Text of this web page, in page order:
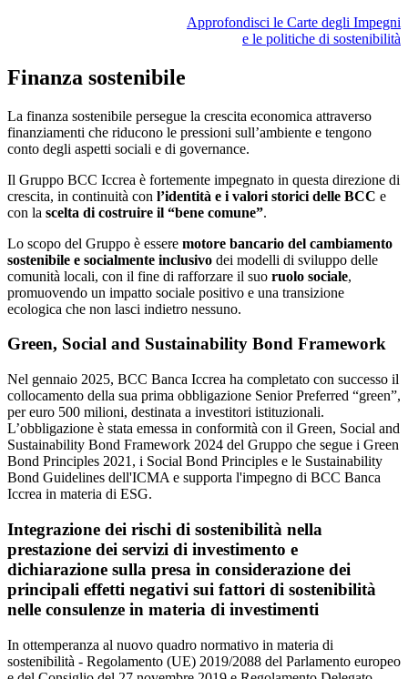
Approfondisci le Carte degli Impegni
e le politiche di sostenibilità
Finanza sostenibile
La finanza sostenibile persegue la crescita economica attraverso
finanziamenti che riducono le pressioni sull’ambiente e tengono
conto degli aspetti sociali e di governance.
Il Gruppo BCC Iccrea è fortemente impegnato in questa direzione di
crescita, in continuità con l’identità e i valori storici delle BCC e
con la scelta di costruire il “bene comune”.
Lo scopo del Gruppo è essere motore bancario del cambiamento
sostenibile e socialmente inclusivo dei modelli di sviluppo delle
comunità locali, con il fine di rafforzare il suo ruolo sociale,
promuovendo un impatto sociale positivo e una transizione
ecologica che non lasci indietro nessuno.
Green, Social and Sustainability Bond Framework
Nel gennaio 2025, BCC Banca Iccrea ha completato con successo il
collocamento della sua prima obbligazione Senior Preferred “green”,
per euro 500 milioni, destinata a investitori istituzionali.
L’obbligazione è stata emessa in conformità con il Green, Social and
Sustainability Bond Framework 2024 del Gruppo che segue i Green
Bond Principles 2021, i Social Bond Principles e le Sustainability
Bond Guidelines dell'ICMA e supporta l'impegno di BCC Banca
Iccrea in materia di ESG.
Integrazione dei rischi di sostenibilità nella
prestazione dei servizi di investimento e
dichiarazione sulla presa in considerazione dei
principali effetti negativi sui fattori di sostenibilità
nelle consulenze in materia di investimenti
In ottemperanza al nuovo quadro normativo in materia di
sostenibilità - Regolamento (UE) 2019/2088 del Parlamento europeo